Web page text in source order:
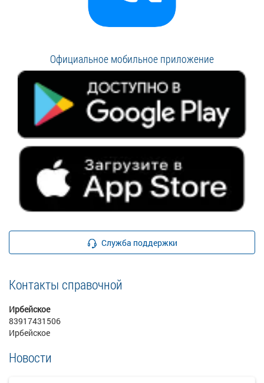
Официальное мобильное приложение
Служба поддержки
Контакты справочной
Ирбейское
83917431506
Ирбейское
Новости